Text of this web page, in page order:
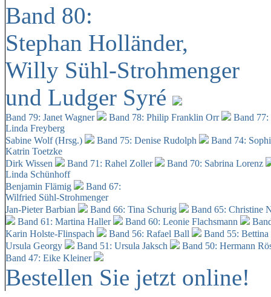
Band 80:
Stephan Holländer,
Willy Sühl-Strohmenger
und Ludger Syré
Band 79: Janet Wagner Band 78: Philip Franklin Orr
Band
Linda Freyberg
Sabine Wolf (Hrsg.)
Band 75: Denise Rudolph
Band 74:
Katrin Toetzke
Dirk Wissen
Band 71: Rahel Zoller
Band 70: Sabrina Lorenz
Linda Schünhoff
Benjamin Flämig
Band 67:
Wilfried Sühl-Strohmenger
Jan-Pieter Barbian
Band 66: Tina Schurig
Band 65: Christine
Band 61: Martina Haller
Band 60: Leonie Flachsmann
Karin Holste-Flinspach
Band 56: Rafael Ball
Band 55:
Ursula Georgy
Band 51: Ursula Jaksch Band 50: Hermann
Band 47: Eike Kleiner
Bestellen Sie jetzt online!